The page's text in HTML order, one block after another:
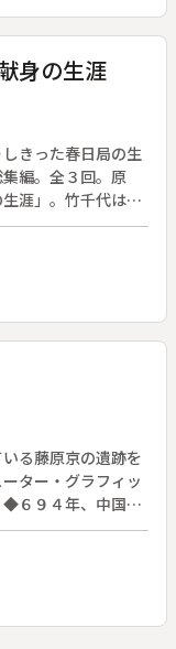
身の生涯
きった春日局の生
編。全３回。原
涯」。竹千代は元
原麗子）は家光の
ぎない地位を築
る藤原京の遺跡を
ター・グラフィッ
◆６９４年、中国の
令が発布されるな
が、７１０年の平
の発掘によって瓦
したもの）など数